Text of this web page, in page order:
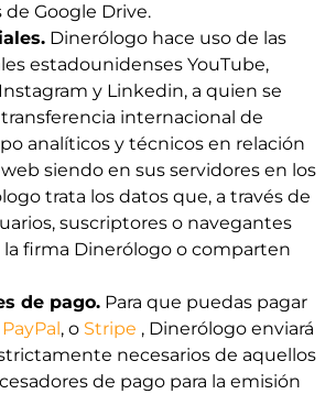
de Google Drive.
Dinerólogo hace uso de las
estadounidenses YouTube,
y Linkedin, a quien se
internacional de
analíticos y técnicos en relación
siendo en sus servidores en los
trata los datos que, a través de
suscriptores o navegantes
firma Dinerólogo o comparten
de pago. Para que puedas pagar
PayPal , o Stripe , Dinerólogo enviará
necesarios de aquellos
de pago para la emisión